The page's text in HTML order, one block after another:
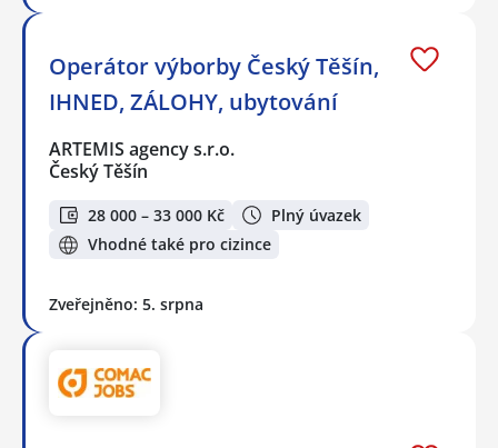
Operátor výborby Český Těšín,
IHNED, ZÁLOHY, ubytování
ARTEMIS agency s.r.o.
Český Těšín
28 000 – 33 000 Kč
Plný úvazek
Vhodné také pro cizince
Zveřejněno: 5. srpna